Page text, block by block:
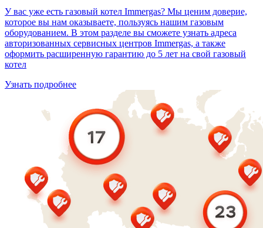
У вас уже есть газовый котел Immergas? Мы ценим доверие,
которое вы нам оказываете, пользуясь нашим газовым
оборудованием. В этом разделе вы сможете узнать адреса
авторизованных сервисных центров Immergas, а также
оформить расширенную гарантию до 5 лет на свой газовый
котел
Узнать подробнее